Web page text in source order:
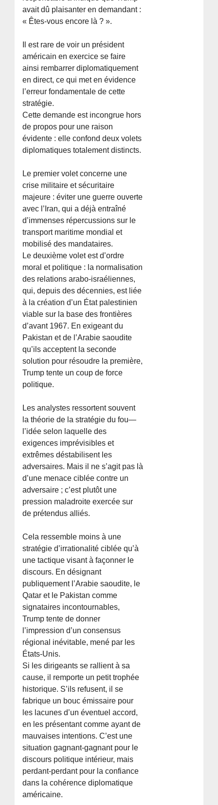
avait dû plaisanter en demandant :
« Êtes-vous encore là ? ».
Il est rare de voir un président
américain en exercice se faire
ainsi rembarrer diplomatiquement
en direct, ce qui met en évidence
l’erreur fondamentale de cette
stratégie.
Cette demande est incongrue hors
de propos pour une raison
évidente : elle confond deux volets
diplomatiques totalement distincts.
Le premier volet concerne une
crise militaire et sécuritaire
majeure : éviter une guerre ouverte
avec l’Iran, qui a déjà entraîné
d’immenses répercussions sur le
transport maritime mondial et
mobilisé des mandataires.
Le deuxième volet est d’ordre
moral et politique : la normalisation
des relations arabo-israéliennes,
qui, depuis des décennies, est liée
à la création d’un État palestinien
viable sur la base des frontières
d’avant 1967. En exigeant du
Pakistan et de l’Arabie saoudite
qu’ils acceptent la seconde
solution pour résoudre la première,
Trump tente un coup de force
politique.
Les analystes ressortent souvent
la théorie de la stratégie du fou—
l’idée selon laquelle des
exigences imprévisibles et
extrêmes déstabilisent les
adversaires. Mais il ne s’agit pas là
d’une menace ciblée contre un
adversaire ; c’est plutôt une
pression maladroite exercée sur
de prétendus alliés.
Cela ressemble moins à une
stratégie d’irrationalité ciblée qu’à
une tactique visant à façonner le
discours. En désignant
publiquement l’Arabie saoudite, le
Qatar et le Pakistan comme
signataires incontournables,
Trump tente de donner
l’impression d’un consensus
régional inévitable, mené par les
États-Unis.
Si les dirigeants se rallient à sa
cause, il remporte un petit trophée
historique. S’ils refusent, il se
fabrique un bouc émissaire pour
les lacunes d’un éventuel accord,
en les présentant comme ayant de
mauvaises intentions. C’est une
situation gagnant-gagnant pour le
discours politique intérieur, mais
perdant-perdant pour la confiance
dans la cohérence diplomatique
américaine.